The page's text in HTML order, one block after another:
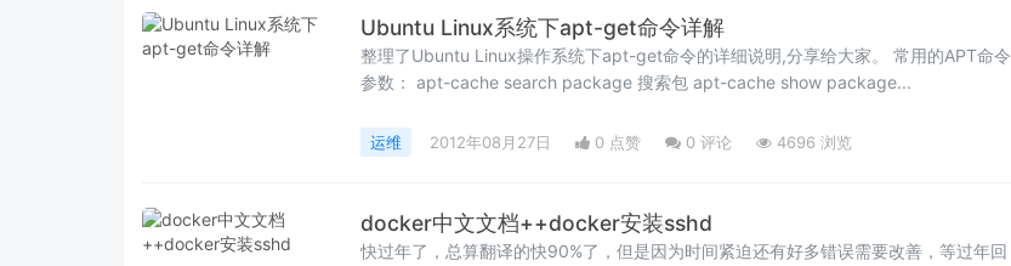
Ubuntu Linux系统下apt-get命令详解
整理了Ubuntu Linux操作系统下apt-get命令的详细说明,分享给大家。 常用的APT命令
参数： apt-cache search package 搜索包 apt-cache show package...
运维 2012年08月27日 0 点赞 0 评论 4696 浏览
docker中文文档++docker安装sshd
快过年了，总算翻译的快90%了，但是因为时间紧迫还有好多错误需要改善，等过年回